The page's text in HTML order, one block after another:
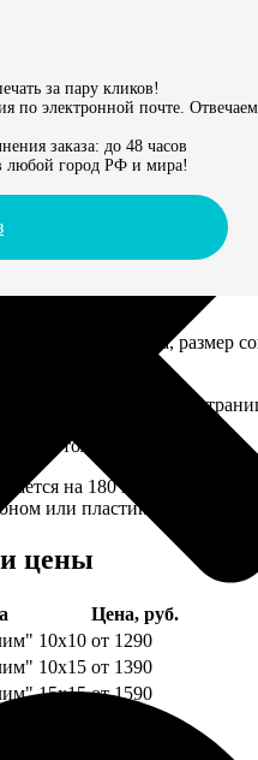
за пару кликов!
по электронной почте.
заказа: до 48 часов
любой город РФ и мира!
обложка, размер
блока.
быть от 10 до 50
толщина 1 мм.
на 180 градусов,
или пластиком.
цены
Цена, руб.
10x10 от 1290
10x15 от 1390
15x15 от 1590
15x20
20x20